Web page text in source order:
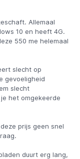
Allemaal
10 en heeft 4G.
550 me helemaal
slecht op
gevoeligheid
slecht
het omgekeerde
prijs geen snel
duurt erg lang,